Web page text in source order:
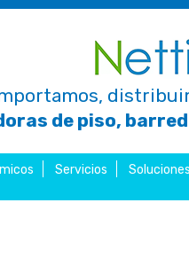
de piso,
Servicios